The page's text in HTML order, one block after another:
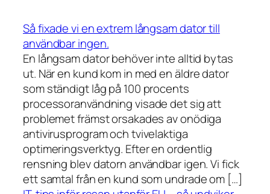
Så fixade vi en extrem långsam dator till
användbar ingen.
En långsam dator behöver inte alltid bytas
ut. När en kund kom in med en äldre dator
som ständigt låg på 100 procents
processoranvändning visade det sig att
problemet främst orsakades av onödiga
antivirusprogram och tvivelaktiga
optimeringsverktyg. Efter en ordentlig
rensning blev datorn användbar igen. Vi fick
ett samtal från en kund som undrade om […]